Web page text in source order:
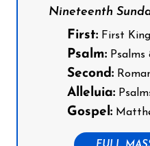
Nineteenth
First: First
Psalm: Psalms
Second:
Alleluia:
Gospel: